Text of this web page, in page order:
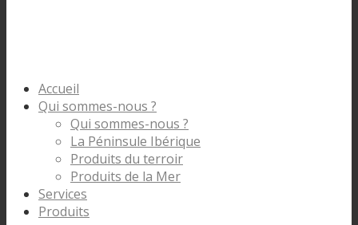
Accueil
Qui sommes-nous ?
Qui sommes-nous ?
La Péninsule Ibérique
Produits du terroir
Produits de la Mer
Services
Produits